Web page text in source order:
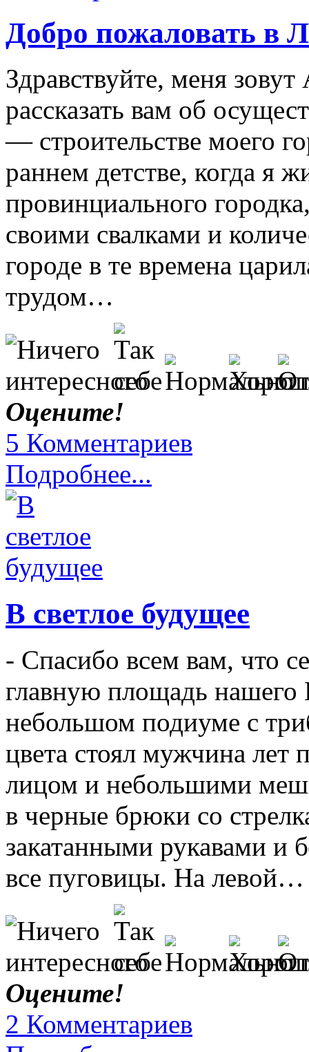
Добро пожаловать в
Здравствуйте, меня
рассказать вам об
— строительстве моего
раннем детстве, когда я
провинциального
своими свалками и
городе в те времена
трудом…
Оцените!
5 Комментариев
Подробнее...
В светлое будущее
- Спасибо всем вам, что
главную площадь нашего
небольшом подиуме с
цвета стоял мужчина лет
лицом и небольшими
в черные брюки со
закатанными рукавами и
все пуговицы. На левой…
Оцените!
2 Комментариев